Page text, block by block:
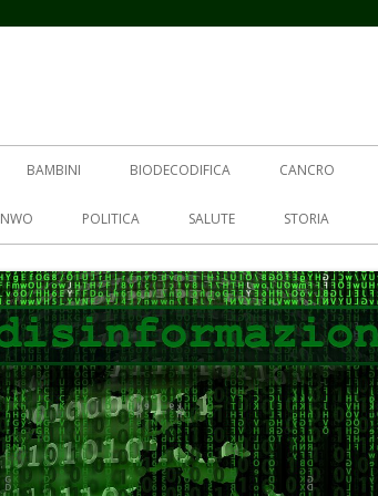
BAMBINI BIODECODIFICA CANCRO
NWO POLITICA SALUTE STORIA